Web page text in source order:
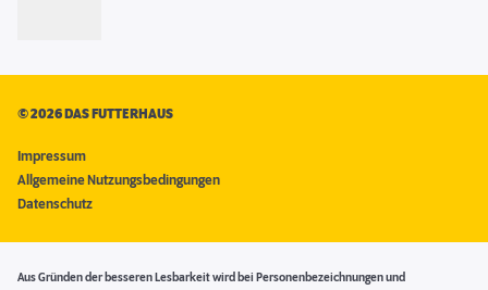
©2026 DAS FUTTERHAUS
Impressum
Allgemeine Nutzungsbedingungen
Datenschutz
Aus Gründen der besseren Lesbarkeit wird bei Personenbezeichnungen und